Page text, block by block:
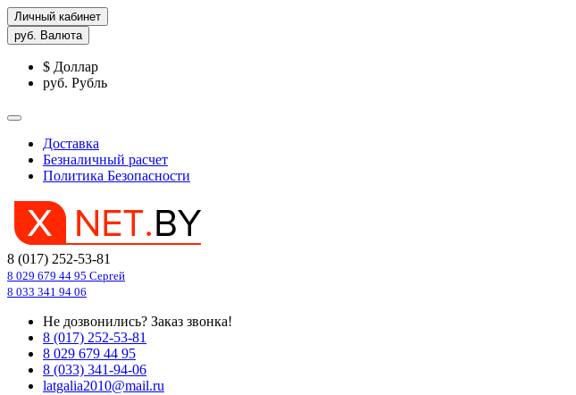
Личный кабинет
руб. Валюта
$ Доллар
руб. Рубль
Доставка
Безналичный расчет
Политика Безопасности
8 (017) 252-53-81
8 029 679 44 95 Сергей
8 033 341 94 06
Не дозвонились? Заказ звонка!
8 (017) 252-53-81
8 029 679 44 95
8 (033) 341-94-06
latgalia2010@mail.ru